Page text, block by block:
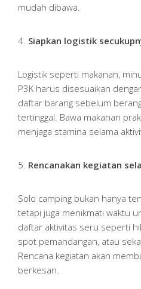
mudah dibawa.
4. Siapkan logistik
Logistik seperti makanan,
P3K harus disesuaikan
daftar barang sebelum
tertinggal. Bawa makanan
menjaga stamina selama
5. Rencanakan kegiatan
Solo camping bukan hanya
tetapi juga menikmati waktu
daftar aktivitas seru seperti
spot pemandangan, atau
Rencana kegiatan akan
berkesan.